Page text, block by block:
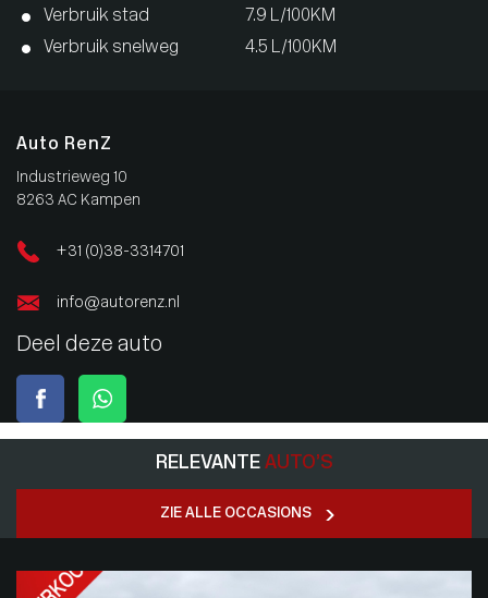
Verbruik stad
7.9 L/100KM
Verbruik snelweg
4.5 L/100KM
Auto RenZ
Industrieweg 10
8263 AC Kampen
+31 (0)38-3314701
info@autorenz.nl
Deel deze auto
RELEVANTE AUTO’S
ZIE ALLE OCCASIONS